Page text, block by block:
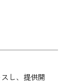
し、提供開